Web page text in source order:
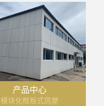
产品中心
模块化框板式房屋